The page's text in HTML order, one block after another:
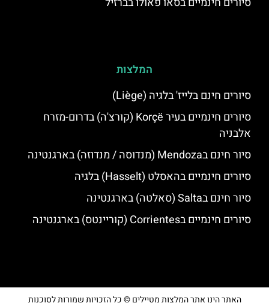
המלצות
סיורים חינם בלייז' בלגיה (Liège)
סיורים חינמיים בעיר Korçë (קורצ'ה) בדרום-מזרח
אלבניה
סיור חינם בMendoza (מנדוסה / מנדוזה) בארגנטינה
סיורים חינמיים בהאסלט (Hasselt) בלגיה
סיור חינם בSalta (סאלטה) בארגנטינה
סיורים חינמיים בCorrientes (קוריינטס) בארגנטינה
האתר הינו אתר המלצות מטיילים © כל הזכויות שמורות לסוכנות